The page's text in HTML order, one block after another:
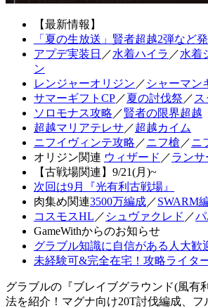
【最新情報】
「夏の生放送」賢者超越2弾など
アプデ実装日 ／水着ハイラ ／水着
ン
レンジャーオリジン ／ シャーマン
サマーギフトCP／夏の討伐祭 ／
ソロモナス攻略 ／賢者の限界超越
超越マリアテレサ ／超越カイム
ニフイヴィンテ攻略 ／ニフ槍 ／ニ
オリジン関連 ウィザード ／ランサ
【古戦場関連】9/21(月)~
次回は9月『光有利古戦場』
肉集め関連3500万編成／SWARM
コスモスHL ／ シュヴァクレド ／
GameWithからのお知らせ
グラブル知識に自信がある人大歓
未経験可&完全在宅！攻略ライタ
グラブルの『ブレイブグラウンド(風有
法を紹介！マグナ向け20T討伐編成、フ